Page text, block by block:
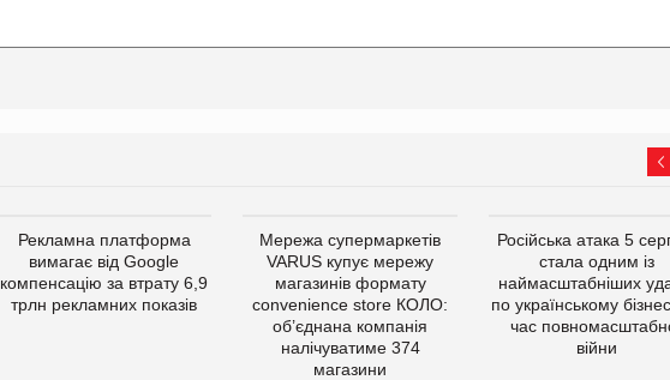
Рекламна платформа
вимагає від Google
компенсацію за втрату 6,9
трлн рекламних показів
Мережа супермаркетів
VARUS купує мережу
магазинів формату
convenience store КОЛО:
об’єднана компанія
налічуватиме 374
магазини
Російська атака 5
стала одним із
наймасштабніших
по українському
час
війни